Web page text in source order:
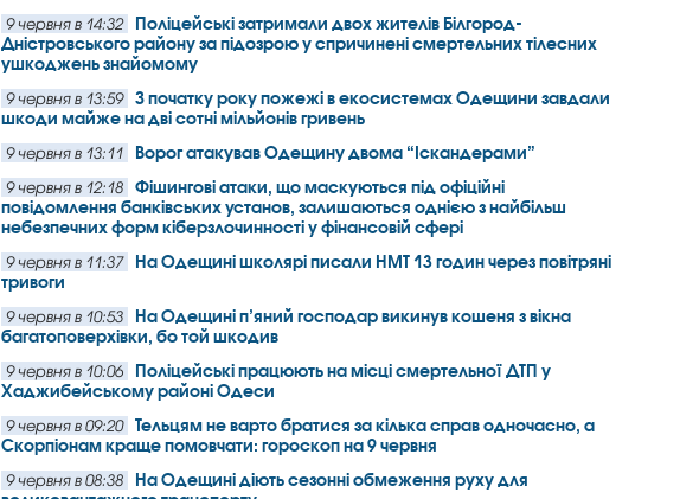
9 червня в 14:32
Поліцейські затримали двох жителів Білгород-
Дністровського району за підозрою у спричинені смертельних тілесних
ушкоджень знайомому
9 червня в 13:59
З початку року пожежі в екосистемах Одещини завдали
шкоди майже на дві сотні мільйонів гривень
9 червня в 13:11 Ворог атакував Одещину двома “Іскандерами”
9 червня в 12:18
Фішингові атаки, що маскуються під офіційні
повідомлення банківських установ, залишаються однією з найбільш
небезпечних форм кіберзлочинності у фінансовій сфері
9 червня в 11:37
На Одещині школярі писали НМТ 13 годин через повітряні
тривоги
9 червня в 10:53
На Одещині п’яний господар викинув кошеня з вікна
багатоповерхівки, бо той шкодив
9 червня в 10:06
Поліцейські працюють на місці смертельної ДТП у
Хаджибейському районі Одеси
9 червня в 09:20
Тельцям не варто братися за кілька справ одночасно, а
Скорпіонам краще помовчати: гороскоп на 9 червня
9 червня в 08:38
На Одещині діють сезонні обмеження руху для